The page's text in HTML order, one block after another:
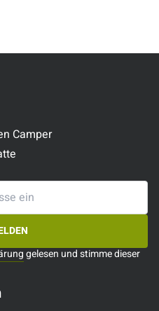
Camper
gelesen und stimme dieser